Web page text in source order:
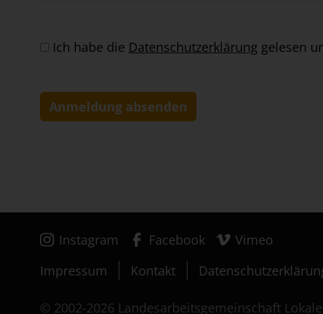
Ich habe die Datenschutzerklärung gelesen
Instagram Facebook
Vimeo
Impressum
Kontakt
© 2002-2026 Landesarbeitsgemeinschaft